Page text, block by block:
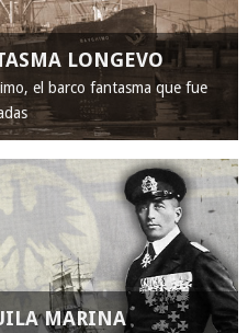
LONGEVO
el barco fantasma que fue
MARINA